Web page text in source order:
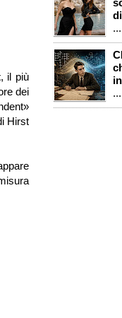
, il più
dei
Hirst
...
...